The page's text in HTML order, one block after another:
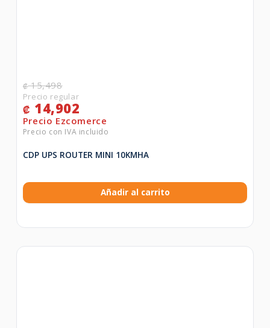
₡15,498
₡ 14,902
CDP UPS ROUTER MINI 10KMHA
Añadir al carrito